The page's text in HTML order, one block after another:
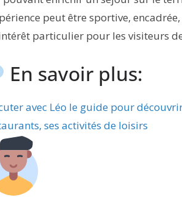
peut être sportive,
particulier pour les visiteurs de
En savoir plus:
avec Léo le guide pour
ses activités de loisirs